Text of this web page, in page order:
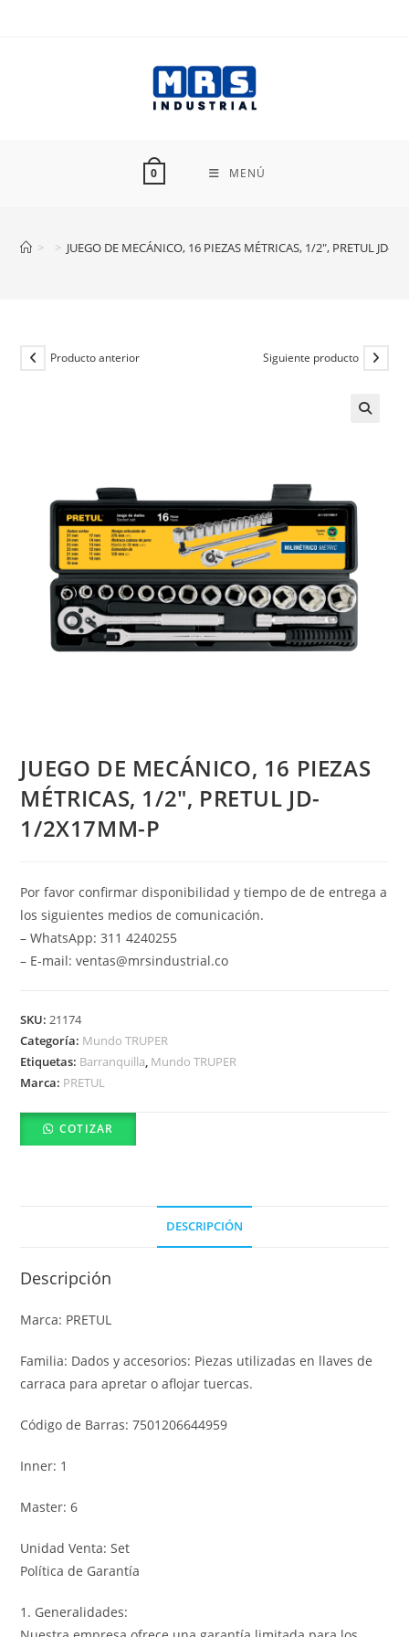
0 MENÚ
> > JUEGO DE MECÁNICO, 16 PIEZAS MÉTRICAS, 1/2″, PRETUL JD-
Producto anterior Siguiente producto
JUEGO DE MECÁNICO, 16 PIEZAS
MÉTRICAS, 1/2″, PRETUL JD-
1/2X17MM-P
Por favor confirmar disponibilidad y tiempo de de entrega a
los siguientes medios de comunicación.
– WhatsApp: 311 4240255
– E-mail: ventas@mrsindustrial.co
SKU:21174
Categoría: Mundo TRUPER
Etiquetas: Barranquilla, Mundo TRUPER
Marca: PRETUL
COTIZAR
DESCRIPCIÓN
Descripción
Marca: PRETUL
Familia: Dados y accesorios: Piezas utilizadas en llaves de
carraca para apretar o aflojar tuercas.
Código de Barras: 7501206644959
Inner: 1
Master: 6
Unidad Venta: Set
Política de Garantía
1. Generalidades: